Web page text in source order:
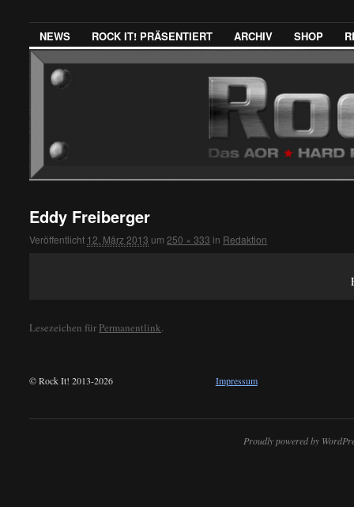
NEWS ROCK IT! PRÄSENTIERT ARCHIV SHOP
Eddy Freiberger
Veröffentlicht 12. März 2013 um250 × 333 in Redaktion
Lesezeichen für Permanentlink.
© Rock It! 2013-2026 Impressum
Proudly powered by